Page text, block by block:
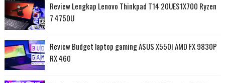
Review Lengkap Lenovo Thinkpad T14 20UES1X700 Ryzen
7 4750U
Review Budget laptop gaming ASUS X550I AMD FX 9830P
RX 460